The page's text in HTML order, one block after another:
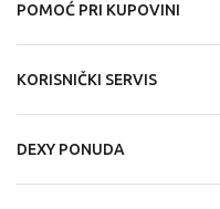
POMOĆ PRI KUPOVINI
KORISNIČKI SERVIS
DEXY PONUDA